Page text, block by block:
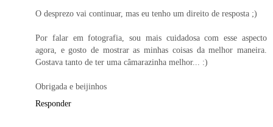
O desprezo vai continuar, mas eu tenho um direito de resposta ;)
Por falar em fotografia, sou mais cuidadosa com esse aspecto
agora, e gosto de mostrar as minhas coisas da melhor maneira.
Gostava tanto de ter uma câmarazinha melhor... :)
Obrigada e beijinhos
Responder